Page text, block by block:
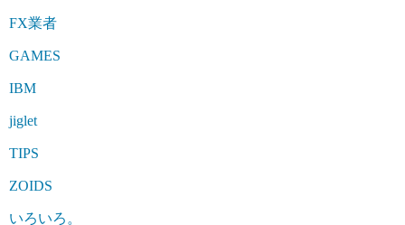
FX業者
GAMES
IBM
jiglet
TIPS
ZOIDS
いろいろ。